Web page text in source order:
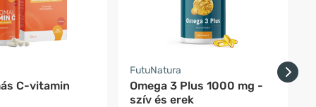
C-vitamin
FutuNatura
Omega 3 Plus 1000 mg -
szív és erek